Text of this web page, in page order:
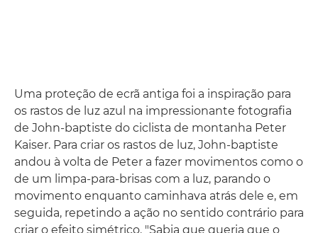
Uma proteção de ecrã antiga foi a inspiração para
os rastos de luz azul na impressionante fotografia
de John-baptiste do ciclista de montanha Peter
Kaiser. Para criar os rastos de luz, John-baptiste
andou à volta de Peter a fazer movimentos como o
de um limpa-para-brisas com a luz, parando o
movimento enquanto caminhava atrás dele e, em
seguida, repetindo a ação no sentido contrário para
criar o efeito simétrico. "Sabia que queria que o